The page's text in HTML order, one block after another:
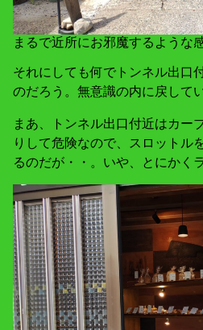
まるで近所にお邪魔するような感
それにしても何でトンネル出口
のだろう。無意識の内に戻して
まあ、トンネル出口付近はカー
りして危険なので、スロットル
るのだが・・。いや、とにかく